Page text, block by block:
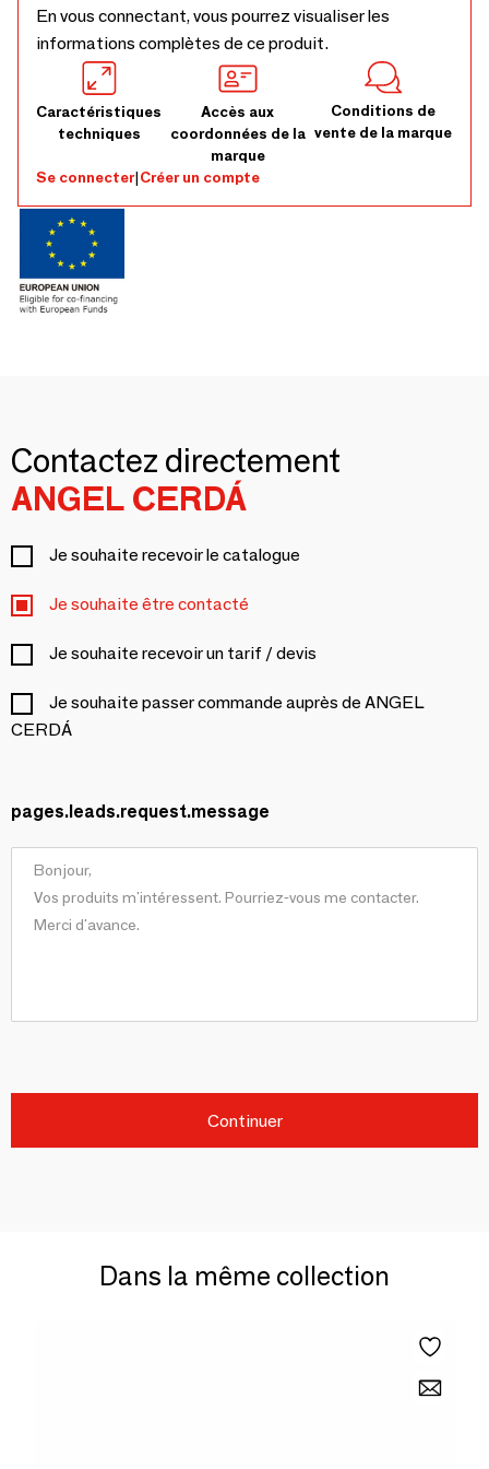
En vous connectant, vous pourrez visualiser les
informations complètes de ce produit.
Caractéristiques
techniques
Accès aux
coordonnées de la
marque
Conditions de
vente de la marque
Se connecter|Créer un compte
Contactez directement
ANGEL CERDÁ
Je souhaite recevoir le catalogue
Je souhaite être contacté
Je souhaite recevoir un tarif / devis
Je souhaite passer commande auprès de ANGEL
CERDÁ
pages.leads.request.message
Continuer
Dans la même collection